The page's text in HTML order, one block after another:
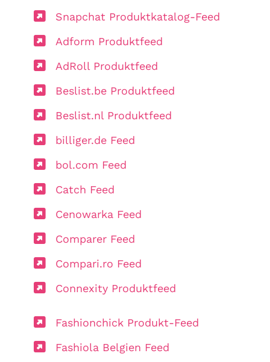
Snapchat Produktkatalog-Feed
Adform Produktfeed
AdRoll Produktfeed
Beslist.be Produktfeed
Beslist.nl Produktfeed
billiger.de Feed
bol.com Feed
Catch Feed
Cenowarka Feed
Comparer Feed
Compari.ro Feed
Connexity Produktfeed
Fashionchick Produkt-Feed
Fashiola Belgien Feed